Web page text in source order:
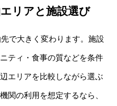
リアと施設選び
で大きく変わります。施設
ティ・食事の質などを条件
エリアを比較しながら選ぶ
関の利用を想定するなら、